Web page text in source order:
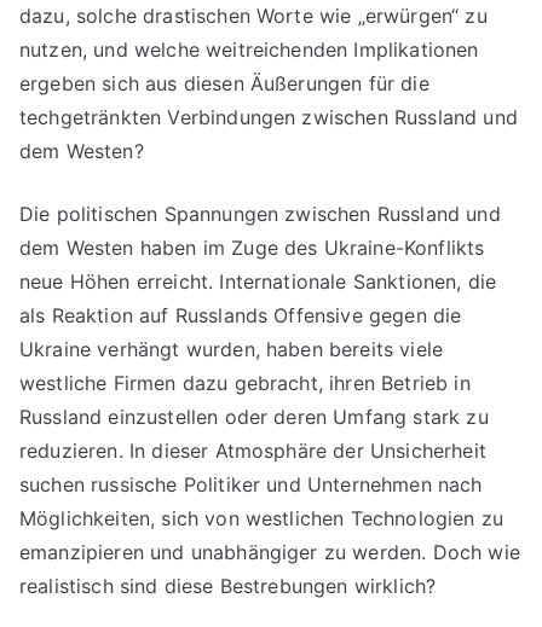
dazu, solche drastischen Worte wie „erwürgen“ zu
nutzen, und welche weitreichenden Implikationen
ergeben sich aus diesen Äußerungen für die
techgetränkten Verbindungen zwischen Russland und
dem Westen?
Die politischen Spannungen zwischen Russland und
dem Westen haben im Zuge des Ukraine-Konflikts
neue Höhen erreicht. Internationale Sanktionen, die
als Reaktion auf Russlands Offensive gegen die
Ukraine verhängt wurden, haben bereits viele
westliche Firmen dazu gebracht, ihren Betrieb in
Russland einzustellen oder deren Umfang stark zu
reduzieren. In dieser Atmosphäre der Unsicherheit
suchen russische Politiker und Unternehmen nach
Möglichkeiten, sich von westlichen Technologien zu
emanzipieren und unabhängiger zu werden. Doch wie
realistisch sind diese Bestrebungen wirklich?